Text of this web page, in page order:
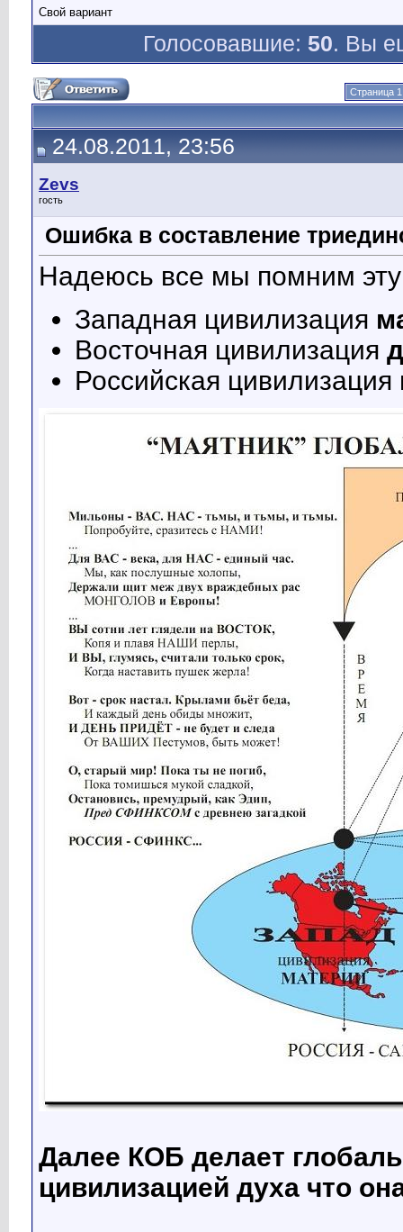
Свой вариант
Голосовавшие: 50. Вы
Страница
24.08.2011, 23:56
Zevs
гость
Ошибка в составление
Надеюсь все мы помним эту
Западная цивилизация
Восточная цивилизация
Российская цивилизация
Далее КОБ делает
цивилизацией духа что